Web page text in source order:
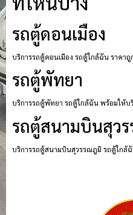
รถตู้ดอนเมือง
บริการรถตู้ดอนเมือง รถตู้ใกล้ฉัน ราค
รถตู้พัทยา
บริการรถตู้พัทยา รถตู้ใกล้ฉัน พร้อมให้บ
รถตู้สนามบินสุว
บริการรถตู้สนามบินสุวรรณภูมิ รถตู้ใก